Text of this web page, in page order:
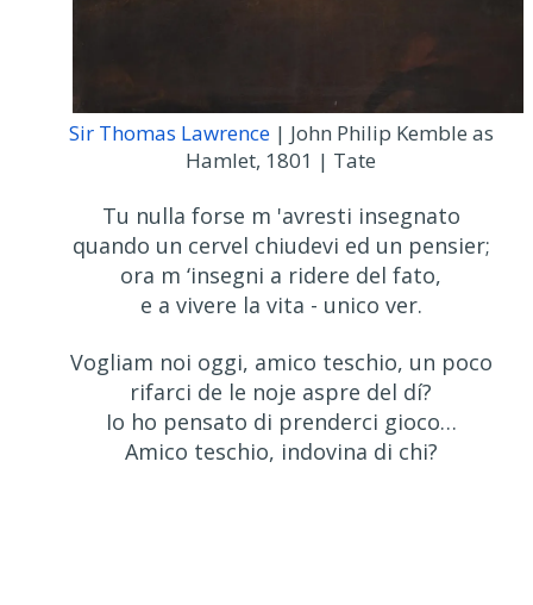
Sir Thomas Lawrence| John Philip Kemble as
Hamlet, 1801 | Tate
Tu nulla forse m 'avresti insegnato
quando un cervel chiudevi ed un pensier;
ora m ‘insegni a ridere del fato,
e a vivere la vita - unico ver.
Vogliam noi oggi, amico teschio, un poco
rifarci de le noje aspre del dí?
Io ho pensato di prenderci gioco…
Amico teschio, indovina di chi?